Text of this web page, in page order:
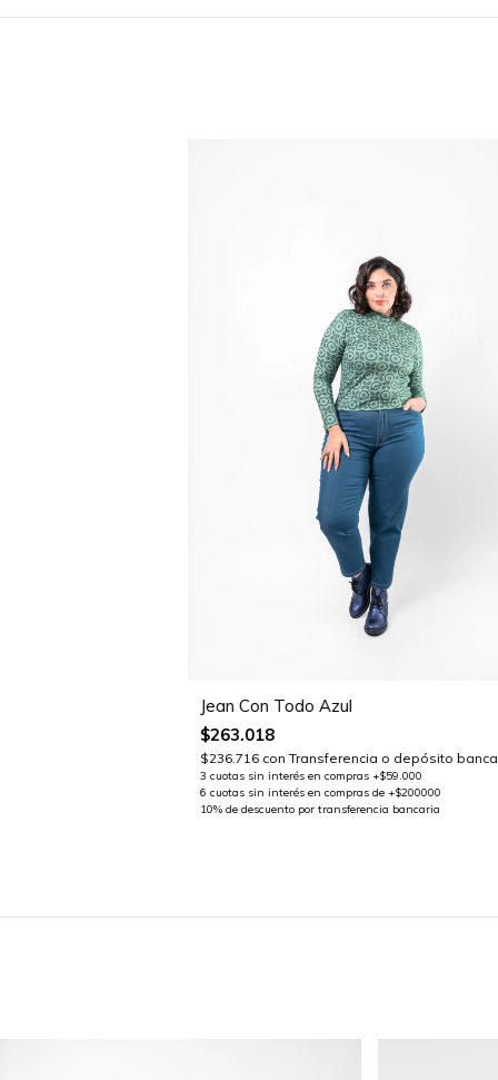
Jean Con Todo Azul
$263.018
$236.716 con Transferencia o depósito